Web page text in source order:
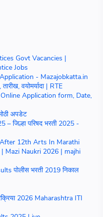
Govt Vacancies |
Jobs
- Mazajobkatta.in
वयोमर्यादा | RTE
Application form, Date,
अपडेट
जिल्हा परिषद भरती 2025 -
After 12th Arts In Marathi
Mazi Naukri 2026 | majhi
पोलीस भरती 2019 निकाल
2026 Maharashtra ITI